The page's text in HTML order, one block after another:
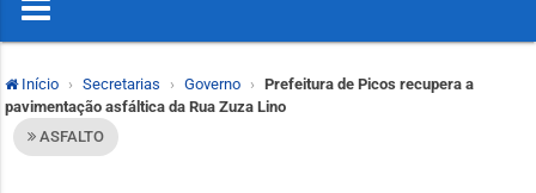
Início Secretarias Governo
Prefeitura de Picos recupera a
pavimentação asfáltica da Rua Zuza Lino
ASFALTO